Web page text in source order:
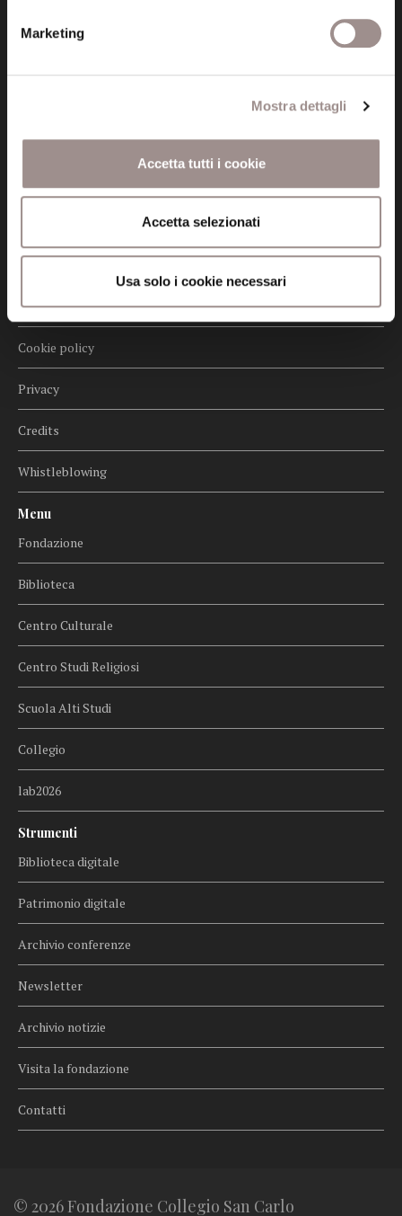
Marketing
Mostra dettagli
Accetta tutti i cookie
Accetta selezionati
Usa solo i cookie necessari
fondazionecollegiosancarlo@legalmail.it
Certificazioni
Cookie policy
Privacy
Credits
Whistleblowing
Menu
Fondazione
Biblioteca
Centro Culturale
Centro Studi Religiosi
Scuola Alti Studi
Collegio
lab2026
Strumenti
Biblioteca digitale
Patrimonio digitale
Archivio conferenze
Newsletter
Archivio notizie
Visita la fondazione
Contatti
© 2026 Fondazione Collegio San Carlo